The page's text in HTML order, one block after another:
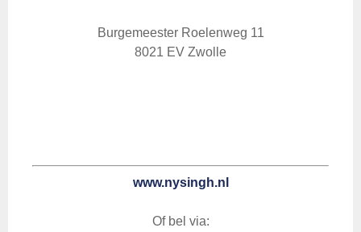
Burgemeester Roelenweg 11
8021 EV Zwolle
www.nysingh.nl
Of bel via: